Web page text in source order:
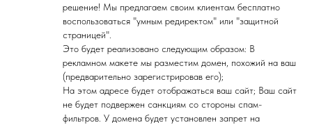
решение! Мы предлагаем своим клиентам бесплатно
воспользоваться "умным редиректом" или "защитной
страницей".
Это будет реализовано следующим образом: В
рекламном макете мы разместим домен, похожий на ваш
(предварительно зарегистрировав его);
На этом адресе будет отображаться ваш сайт; Ваш сайт
не будет подвержен санкциям со стороны спам-
фильтров. У домена будет установлен запрет на